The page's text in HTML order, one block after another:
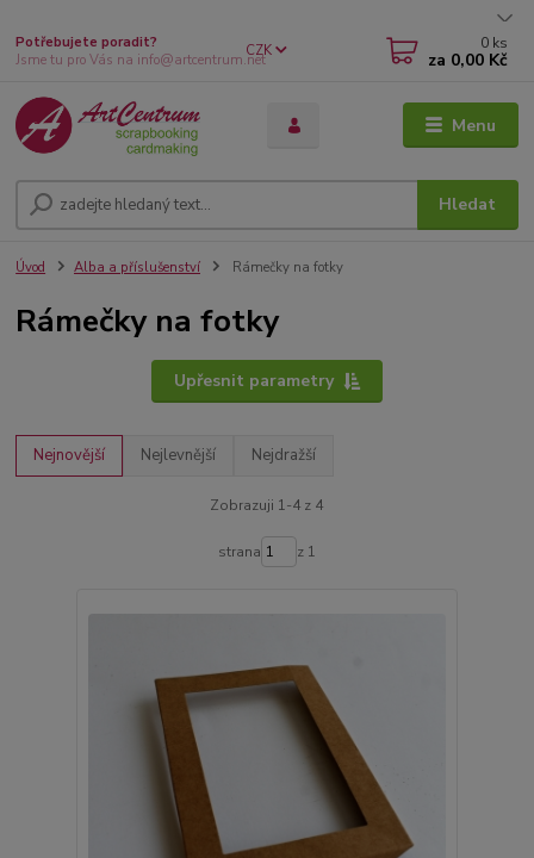
Menu
CZK
Hledat
Potřebujete poradit?
Jsme tu pro Vás na info@artcentrum.net
0 ks
za 0,00 Kč
Úvod Alba a příslušenství Rámečky na fotky
Rámečky na fotky
Upřesnit parametry
Nejnovější Nejlevnější Nejdražší
Zobrazuji 1-4 z 4
strana z 1